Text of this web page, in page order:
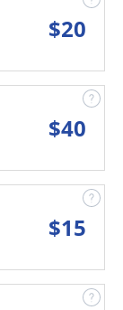
$20
$40
$15